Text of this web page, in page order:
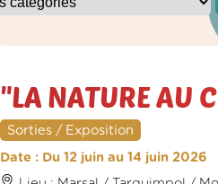
"LA NATURE AU
Sorties / Exposition
Date : Du 12 juin au 14 juin 2026